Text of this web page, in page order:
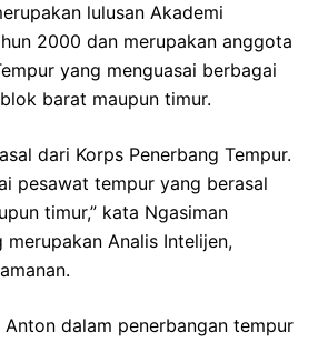
lulusan Akademi
2000 dan merupakan anggota
yang menguasai berbagai
barat maupun timur.
dari Korps Penerbang Tempur.
pesawat tempur yang berasal
timur,” kata Ngasiman
Analis Intelijen,
Anton dalam penerbangan tempur